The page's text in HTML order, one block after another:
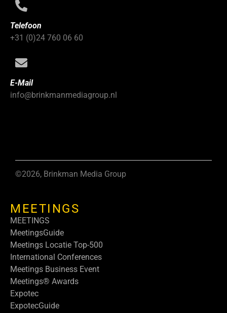
Telefoon
+31 (0)24 760 06 60
E-Mail
info@brinkmanmediagroup.nl
©2026, Brinkman Media Group
MEETINGS
MEETINGS
MeetingsGuide
Meetings Locatie Top-500
International Conferences
Meetings Business Event
Meetings® Awards
Expotec
ExpotecGuide